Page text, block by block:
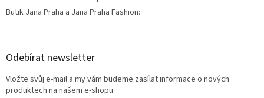
Butik Jana Praha a Jana Praha Fashion:
Odebírat newsletter
Vložte svůj e-mail a my vám budeme zasílat informace o nových
produktech na našem e-shopu.